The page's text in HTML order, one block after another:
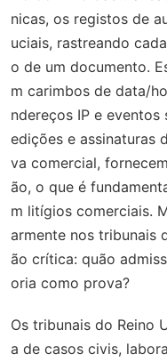
nicas, os registos de
uciais, rastreando
o de um documento.
m carimbos de data/
ndereços IP e eventos
edições e assinaturas
va comercial,
ão, o que é
m litígios comerciais.
armente nos tribunais
ão crítica: quão
oria como prova?
Os tribunais do Reino
a de casos civis,